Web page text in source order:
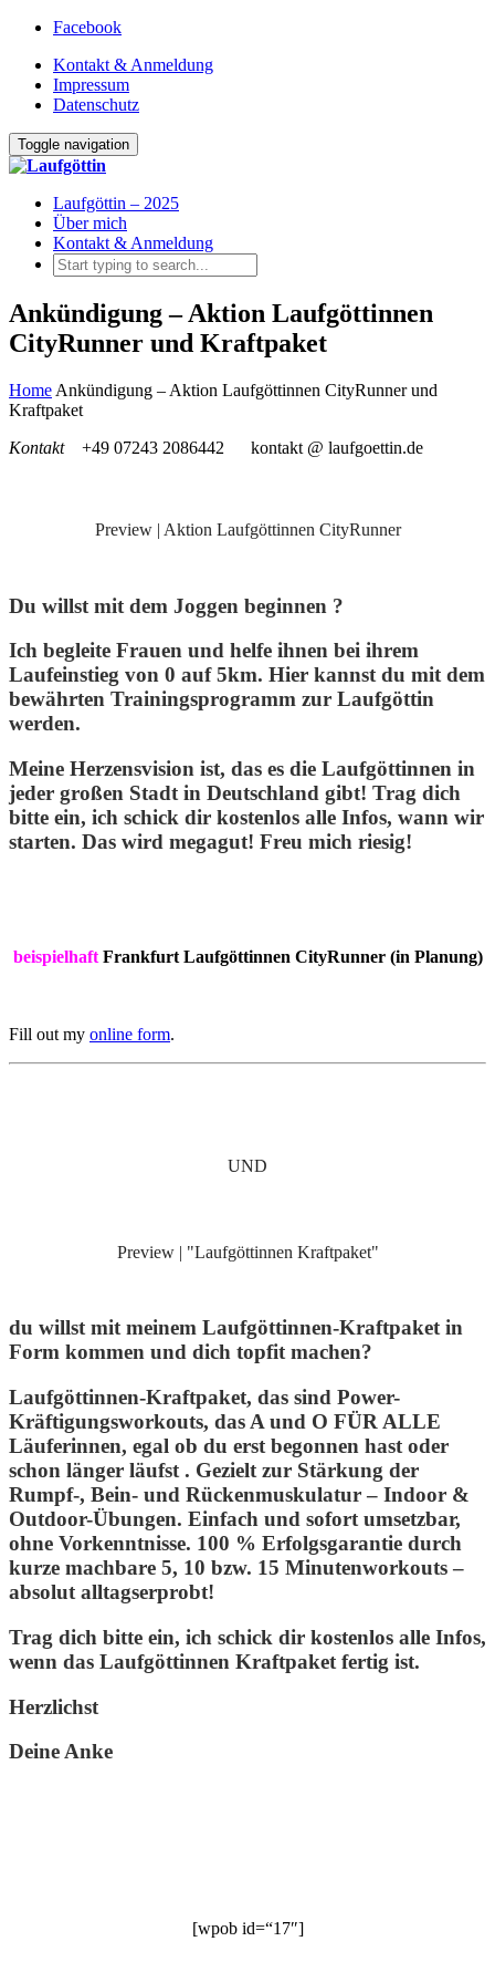
Facebook
Kontakt & Anmeldung
Impressum
Datenschutz
Toggle navigation
Laufgöttin – 2025
Über mich
Kontakt & Anmeldung
Ankündigung – Aktion Laufgöttinnen
CityRunner und Kraftpaket
Home Ankündigung – Aktion Laufgöttinnen CityRunner und
Kraftpaket
Kontakt
+49 07243 2086442 kontakt @ laufgoettin.de
Preview | Aktion Laufgöttinnen CityRunner
Du willst mit dem Joggen beginnen ?
Ich begleite Frauen und helfe ihnen bei ihrem
Laufeinstieg von 0 auf 5km. Hier kannst du mit dem
bewährten Trainingsprogramm zur Laufgöttin
werden.
Meine Herzensvision ist, das es die Laufgöttinnen in
jeder großen Stadt in Deutschland gibt! Trag dich
bitte ein, ich schick dir kostenlos alle Infos, wann wir
starten. Das wird megagut! Freu mich riesig!
beispielhaftFrankfurt Laufgöttinnen CityRunner (in Planung)
Fill out my online form.
UND
Preview | "Laufgöttinnen Kraftpaket"
du willst mit meinem Laufgöttinnen-Kraftpaket in
Form kommen und dich topfit machen?
Laufgöttinnen-Kraftpaket, das sind Power-
Kräftigungsworkouts, das A und O FÜR ALLE
Läuferinnen, egal ob du erst begonnen hast oder
schon länger läufst . Gezielt zur Stärkung der
Rumpf-, Bein- und Rückenmuskulatur – Indoor &
Outdoor-Übungen. Einfach und sofort umsetzbar,
ohne Vorkenntnisse. 100 % Erfolgsgarantie durch
kurze machbare 5, 10 bzw. 15 Minutenworkouts –
absolut alltagserprobt!
Trag dich bitte ein, ich schick dir kostenlos alle Infos,
wenn das Laufgöttinnen Kraftpaket fertig ist.
Herzlichst
Deine Anke
[wpob id=“17″]